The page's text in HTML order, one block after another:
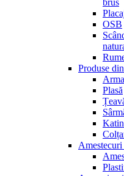
OSB
Produse
Plasă